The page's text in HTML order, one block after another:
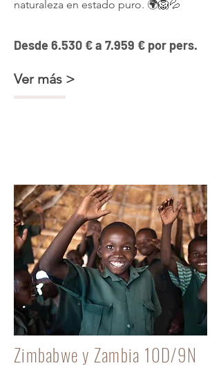
naturaleza en estado puro. 🌍🦁💦
Desde 6.530 € a 7.959 € por pers.
Ver más >
Zimbabwe y Zambia 10D/9N